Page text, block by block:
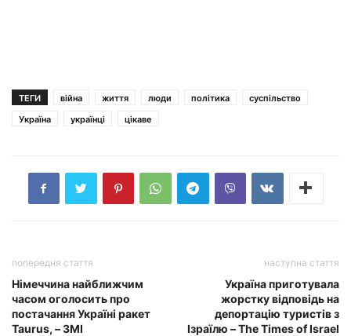
ТЕГИ війна життя люди політика
суспільство
Україна
українці цікаве
попередня стаття
Німеччина найближчим
часом оголосить про
постачання Україні ракет
Taurus, – ЗМІ
наступна стаття
Україна приготувала
жорстку відповідь на
депортацію туристів з
Ізраїлю – The Times of Israel